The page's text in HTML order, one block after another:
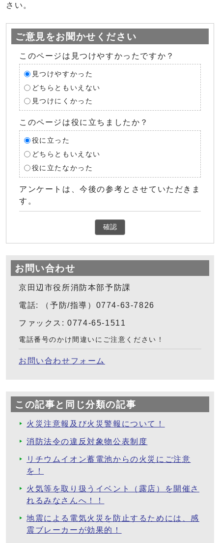
さい。
ご意見をお聞かせください
このページは見つけやすかったですか？
見つけやすかった
どちらともいえない
見つけにくかった
このページは役に立ちましたか？
役に立った
どちらともいえない
役に立たなかった
アンケートは、今後の参考とさせていただきま
す。
確認
お問い合わせ
京田辺市役所消防本部予防課
電話: （予防/指導）0774-63-7826
ファックス: 0774-65-1511
電話番号のかけ間違いにご注意ください！
お問い合わせフォーム
この記事と同じ分類の記事
火災注意報及び火災警報について！
消防法令の違反対象物公表制度
リチウムイオン蓄電池からの火災にご注意
を！
火気等を取り扱うイベント（露店）を開催さ
れるみなさんへ！！
地震による電気火災を防止するためには、感
震ブレーカーが効果的！